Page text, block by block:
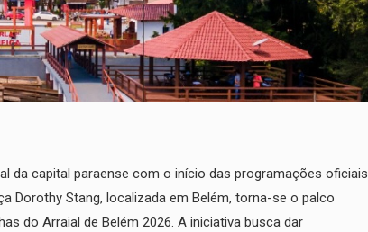
da capital paraense com o início das programações oficiais
Dorothy Stang, localizada em Belém, torna-se o palco
do Arraial de Belém 2026. A iniciativa busca dar